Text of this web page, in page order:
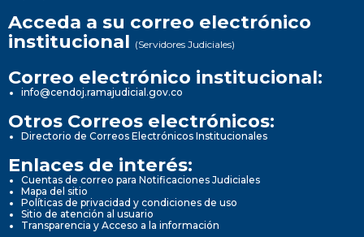
Acceda a su correo electrónico
institucional (Servidores Judiciales)
Correo electrónico institucional:
info@cendoj.ramajudicial.gov.co
Otros Correos electrónicos:
Directorio de Correos Electrónicos Institucionales
Enlaces de interés:
Cuentas de correo para Notificaciones Judiciales
Mapa del sitio
Políticas de privacidad y condiciones de uso
Sitio de atención al usuario
Transparencia y Acceso a la información